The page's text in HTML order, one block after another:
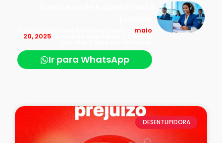
maio
20, 2025
Ir para WhatsApp
DESENTUPIDORA